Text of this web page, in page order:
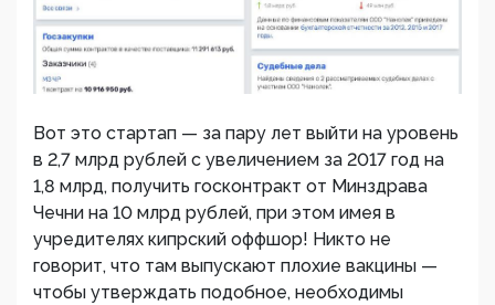
Вот это стартап — за пару лет выйти на уровень
в 2,7 млрд рублей с увеличением за 2017 год на
1,8 млрд, получить госконтракт от Минздрава
Чечни на 10 млрд рублей, при этом имея в
учредителях кипрский оффшор! Никто не
говорит, что там выпускают плохие вакцины —
чтобы утверждать подобное, необходимы